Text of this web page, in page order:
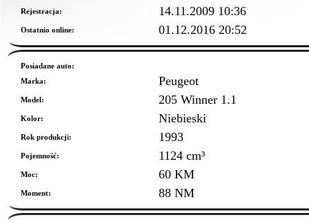
Rejestracja: 14.11.2009 10:36
Ostatnio online: 01.12.2016 20:52
Posiadane auto:
Marka:
Peugeot
Model: 205 Winner 1.1
Kolor: Niebieski
Rok produkcji: 1993
Pojemność: 1124 cm³
Moc: 60 KM
Moment: 88 NM